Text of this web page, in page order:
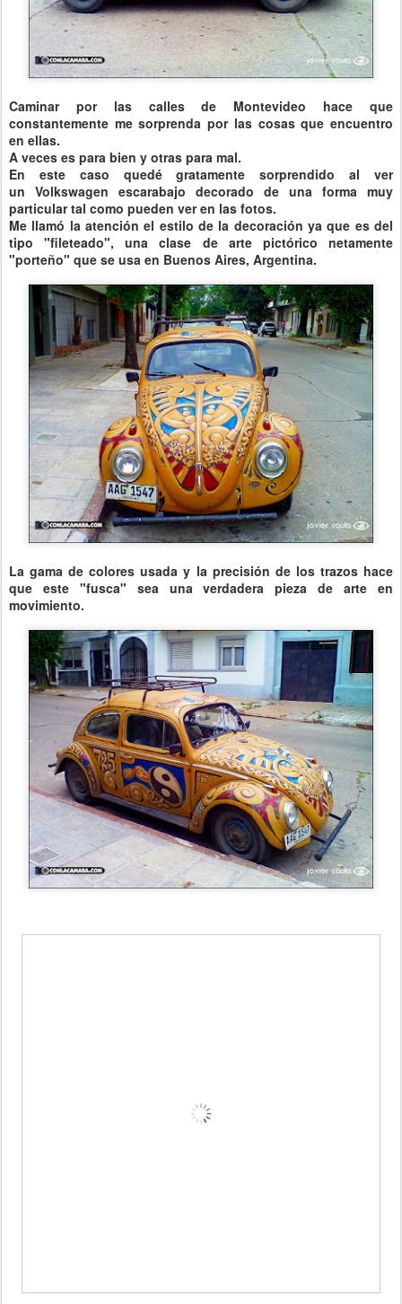
Caminar por las calles de Montevideo hace que
constantemente me sorprenda por las cosas que encuentro
en ellas.
A veces es para bien y otras para mal.
En este caso quedé gratamente sorprendido al ver
un Volkswagen escarabajo decorado de una forma muy
particular tal como pueden ver en las fotos.
Me llamó la atención el estilo de la decoración ya que es del
tipo "fileteado", una clase de arte pictórico netamente
"porteño" que se usa en Buenos Aires, Argentina.
La gama de colores usada y la precisión de los trazos hace
que este "fusca" sea una verdadera pieza de arte en
movimiento.